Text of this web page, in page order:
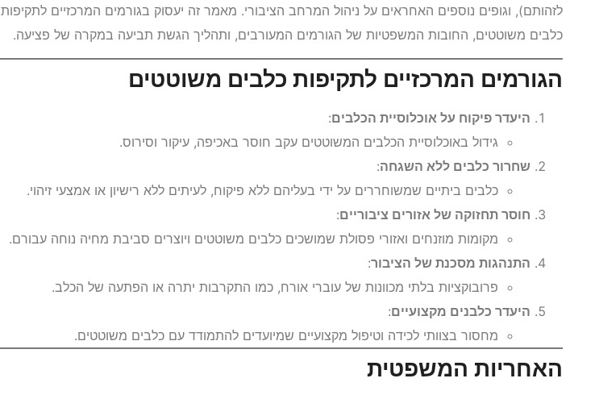
לזהותם), וגופים נוספים האחראים על ניהול המרחב הציבורי. מאמר זה יעסוק בגורמים המרכזיים לתקיפות
כלבים משוטטים, החובות המשפטיות של הגורמים המעורבים, ותהליך הגשת תביעה במקרה של פציעה.
הגורמים המרכזיים לתקיפות כלבים משוטטים
היעדר פיקוח על אוכלוסיית הכלבים:
גידול באוכלוסיית הכלבים המשוטטים עקב חוסר באכיפה, עיקור וסירוס.
שחרור כלבים ללא השגחה:
כלבים ביתיים שמשוחררים על ידי בעליהם ללא פיקוח, לעיתים ללא רישיון או אמצעי זיהוי.
חוסר תחזוקה של אזורים ציבוריים:
מקומות מוזנחים ואזורי פסולת שמושכים כלבים משוטטים ויוצרים סביבת מחיה נוחה עבורם.
התנהגות מסכנת של הציבור:
פרובוקציות בלתי מכוונות של עוברי אורח, כמו התקרבות יתרה או הפתעה של הכלב.
היעדר כלבנים מקצועיים:
מחסור בצוותי לכידה וטיפול מקצועיים שמיועדים להתמודד עם כלבים משוטטים.
האחריות המשפטית